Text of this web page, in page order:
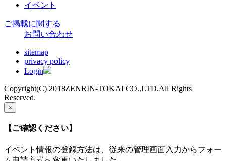
イベント
ご掲載に関する
お問い合わせ
sitemap
privacy policy
Login
Copyright(C) 2018ZENRIN-TOKAI CO.,LTD.All Rights
Reserved.
×
【ご確認ください】
イベント情報の登録方法は、従来の管理画面入力からフォー